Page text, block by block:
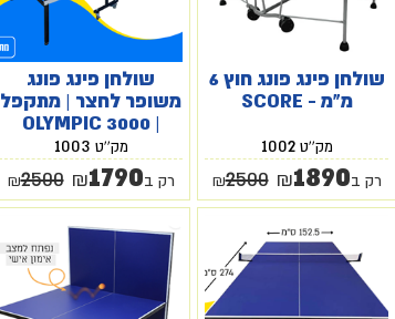
שולחן פינג פונג חוץ 6
מ"מ - SCORE
מק''ט1002
רק ב ₪1890
₪2500
שולחן פינג פונג
משופר לחצר | מתקפל
| OLYMPIC 3000
מק''ט 1003
רק ב ₪1790
₪2500